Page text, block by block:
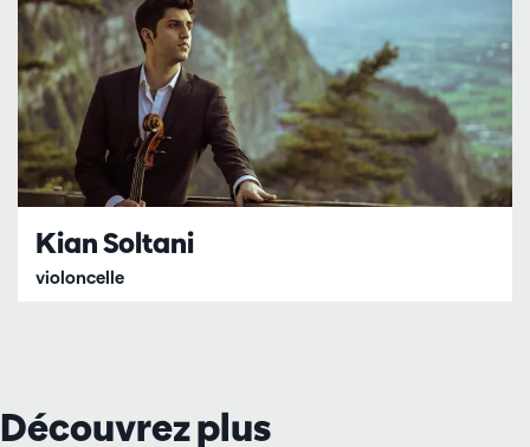
Kian Soltani
violoncelle
Découvrez plus